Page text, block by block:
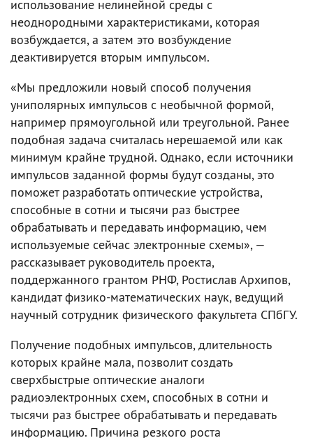
использование нелинейной среды с
неоднородными характеристиками, которая
возбуждается, а затем это возбуждение
деактивируется вторым импульсом.
«Мы предложили новый способ получения
униполярных импульсов с необычной формой,
например прямоугольной или треугольной. Ранее
подобная задача считалась нерешаемой или как
минимум крайне трудной. Однако, если источники
импульсов заданной формы будут созданы, это
поможет разработать оптические устройства,
способные в сотни и тысячи раз быстрее
обрабатывать и передавать информацию, чем
используемые сейчас электронные схемы», —
рассказывает руководитель проекта,
поддержанного грантом РНФ, Ростислав Архипов,
кандидат физико-математических наук, ведущий
научный сотрудник физического факультета СПбГУ.
Получение подобных импульсов, длительность
которых крайне мала, позволит создать
сверхбыстрые оптические аналоги
радиоэлектронных схем, способных в сотни и
тысячи раз быстрее обрабатывать и передавать
информацию. Причина резкого роста